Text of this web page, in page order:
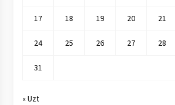
17 18 19 20 21
24 25 26 27 28
31
« Uzt